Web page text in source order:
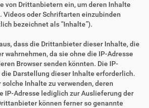
von Drittanbietern ein, um deren Inhalte
Videos oder Schriftarten einzubinden
bezeichnet als “Inhalte”).
dass die Drittanbieter dieser Inhalte, die
wahrnehmen, da sie ohne die IP-Adresse
Browser senden könnten. Die IP-
Darstellung dieser Inhalte erforderlich.
solche Inhalte zu verwenden, deren
IP-Adresse lediglich zur Auslieferung der
können ferner so genannte